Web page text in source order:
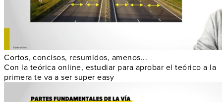
Cortos, concisos, resumidos, amenos...
Con la teórica online, estudiar para aprobar el teórico a la
primera te va a ser super easy